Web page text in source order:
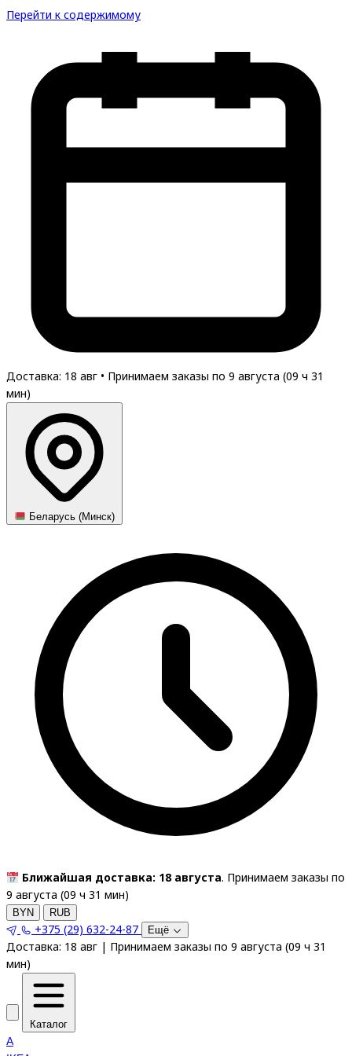
Перейти к содержимому
Доставка: 18 авг • Принимаем заказы по 9 августа (09 ч 31
мин)
Беларусь (Минск)
Ближайшая доставка: 18 августа. Принимаем заказы по
9 августа (09 ч 31 мин)
BYN RUB
+375 (29) 632-24-87 Ещё
Доставка: 18 авг | Принимаем заказы по 9 августа (09 ч 31
мин)
Каталог
A